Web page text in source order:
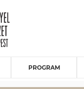
PROGRAM